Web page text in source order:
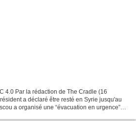
4.0 Par la rédaction de The Cradle (16
a déclaré être resté en Syrie jusqu'au
a organisé une “évacuation en urgence”